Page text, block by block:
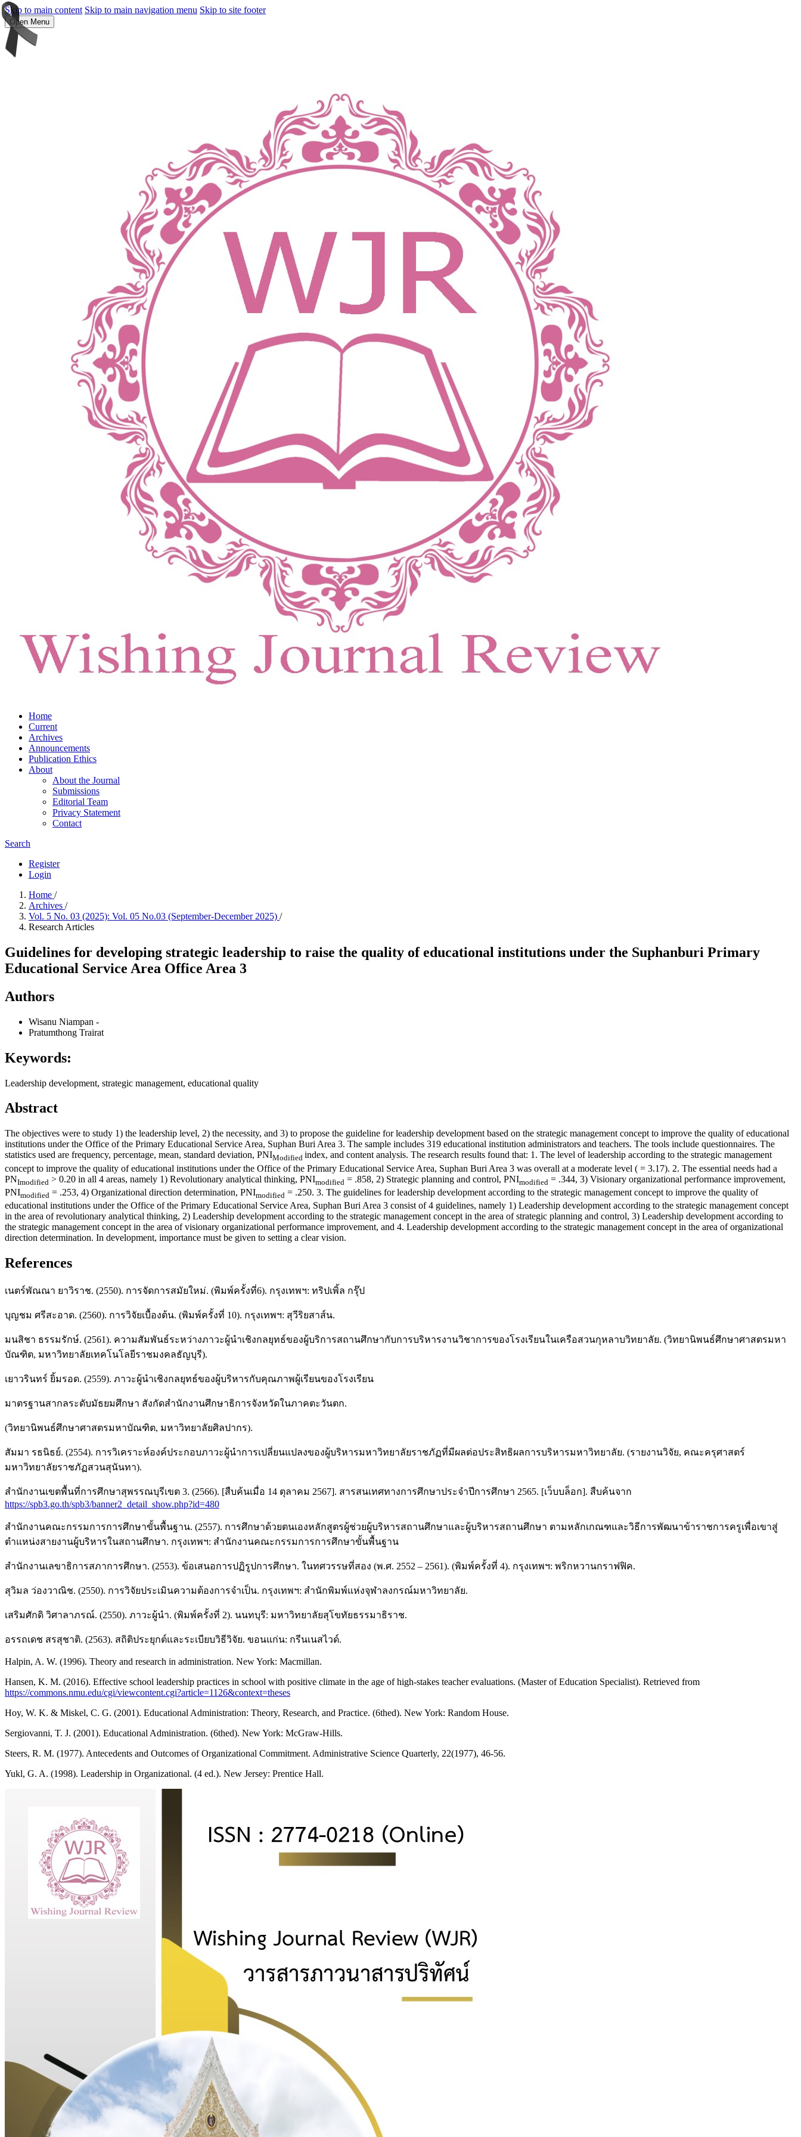
Skip to main content Skip to main navigation menu Skip to site footer
Open Menu
Home
Current
Archives
Announcements
Publication Ethics
About
About the Journal
Submissions
Editorial Team
Privacy Statement
Contact
Search
Register
Login
Home /
Archives /
Vol. 5 No. 03 (2025): Vol. 05 No.03 (September-December 2025) /
Research Articles
Guidelines for developing strategic leadership to raise the quality of educational institutions under the Suphanburi Primary
Educational Service Area Office Area 3
Authors
Wisanu Niampan -
Pratumthong Trairat
Keywords:
Leadership development, strategic management, educational quality
Abstract
The objectives were to study 1) the leadership level, 2) the necessity, and 3) to propose the guideline for leadership development based on the strategic management concept to improve the quality of educational
institutions under the Office of the Primary Educational Service Area, Suphan Buri Area 3. The sample includes 319 educational institution administrators and teachers. The tools include questionnaires. The
statistics used are frequency, percentage, mean, standard deviation, PNIModified index, and content analysis. The research results found that: 1. The level of leadership according to the strategic management
concept to improve the quality of educational institutions under the Office of the Primary Educational Service Area, Suphan Buri Area 3 was overall at a moderate level ( = 3.17). 2. The essential needs had a
PNImodified > 0.20 in all 4 areas, namely 1) Revolutionary analytical thinking, PNImodified = .858, 2) Strategic planning and control, PNImodified = .344, 3) Visionary organizational performance improvement,
PNImodified = .253, 4) Organizational direction determination, PNImodified = .250. 3. The guidelines for leadership development according to the strategic management concept to improve the quality of
educational institutions under the Office of the Primary Educational Service Area, Suphan Buri Area 3 consist of 4 guidelines, namely 1) Leadership development according to the strategic management concept
in the area of revolutionary analytical thinking, 2) Leadership development according to the strategic management concept in the area of strategic planning and control, 3) Leadership development according to
the strategic management concept in the area of visionary organizational performance improvement, and 4. Leadership development according to the strategic management concept in the area of organizational
direction determination. In development, importance must be given to setting a clear vision.
References
เนตร์พัณณา ยาวิราช. (2550). การจัดการสมัยใหม่. (พิมพ์ครั้งที่6). กรุงเทพฯ: ทริปเพิ้ล กรุ๊ป
บุญชม ศรีสะอาด. (2560). การวิจัยเบื้องต้น. (พิมพ์ครั้งที่ 10). กรุงเทพฯ: สุวีริยสาส์น.
มนสิชา ธรรมรักษ์. (2561). ความสัมพันธ์ระหว่างภาวะผู้นำเชิงกลยุทธ์ของผู้บริการสถานศึกษากับการบริหารงานวิชาการของโรงเรียนในเครือสวนกุหลาบวิทยาลัย. (วิทยานิพนธ์ศึกษาศาสตรมหา
บัณฑิต, มหาวิทยาลัยเทคโนโลยีราชมงคลธัญบุรี).
เยาวรินทร์ ยิ้มรอด. (2559). ภาวะผู้นำเชิงกลยุทธ์ของผู้บริหารกับคุณภาพผู้เรียนของโรงเรียน
มาตรฐานสากลระดับมัธยมศึกษา สังกัดสำนักงานศึกษาธิการจังหวัดในภาคตะวันตก.
(วิทยานิพนธ์ศึกษาศาสตรมหาบัณฑิต, มหาวิทยาลัยศิลปากร).
สัมมา รธนิธย์. (2554). การวิเคราะห์องค์ประกอบภาวะผู้นำการเปลี่ยนแปลงของผู้บริหารมหาวิทยาลัยราชภัฏที่มีผลต่อประสิทธิผลการบริหารมหาวิทยาลัย. (รายงานวิจัย, คณะครุศาสตร์
มหาวิทยาลัยราชภัฏสวนสุนันทา).
สำนักงานเขตพื้นที่การศึกษาสุพรรณบุรีเขต 3. (2566). [สืบค้นเมื่อ 14 ตุลาคม 2567]. สารสนเทศทางการศึกษาประจำปีการศึกษา 2565. [เว็บบล็อก]. สืบค้นจาก
https://spb3.go.th/spb3/banner2_detail_show.php?id=480
สำนักงานคณะกรรมการการศึกษาขั้นพื้นฐาน. (2557). การศึกษาด้วยตนเองหลักสูตรผู้ช่วยผู้บริหารสถานศึกษาและผู้บริหารสถานศึกษา ตามหลักเกณฑและวิธีการพัฒนาข้าราชการครูเพื่อเขาสู่
ตำแหน่งสายงานผู้บริหารในสถานศึกษา. กรุงเทพฯ: สำนักงานคณะกรรมการการศึกษาขั้นพื้นฐาน
สำนักงานเลขาธิการสภาการศึกษา. (2553). ข้อเสนอการปฏิรูปการศึกษา. ในทศวรรษที่สอง (พ.ศ. 2552 – 2561). (พิมพ์ครั้งที่ 4). กรุงเทพฯ: พริกหวานกราฟฟิค.
สุวิมล ว่องวาณิช. (2550). การวิจัยประเมินความต้องการจำเป็น. กรุงเทพฯ: สำนักพิมพ์แห่งจุฬาลงกรณ์มหาวิทยาลัย.
เสริมศักดิ วิศาลาภรณ์. (2550). ภาวะผู้นำ. (พิมพ์ครั้งที่ 2). นนทบุรี: มหาวิทยาลัยสุโขทัยธรรมาธิราช.
อรรถเดช สรสุชาติ. (2563). สถิติประยุกต์และระเบียบวิธีวิจัย. ขอนแก่น: กรีนเนสไวด์.
Halpin, A. W. (1996). Theory and research in administration. New York: Macmillan.
Hansen, K. M. (2016). Effective school leadership practices in school with positive climate in the age of high-stakes teacher evaluations. (Master of Education Specialist). Retrieved from
https://commons.nmu.edu/cgi/viewcontent.cgi?article=1126&context=theses
Hoy, W. K. & Miskel, C. G. (2001). Educational Administration: Theory, Research, and Practice. (6thed). New York: Random House.
Sergiovanni, T. J. (2001). Educational Administration. (6thed). New York: McGraw-Hills.
Steers, R. M. (1977). Antecedents and Outcomes of Organizational Commitment. Administrative Science Quarterly, 22(1977), 46-56.
Yukl, G. A. (1998). Leadership in Organizational. (4 ed.). New Jersey: Prentice Hall.